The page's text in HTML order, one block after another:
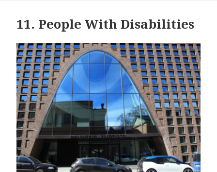
11. People With Disabilities